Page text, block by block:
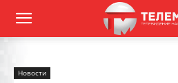
Новости